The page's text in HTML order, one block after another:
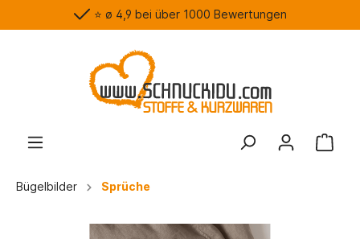
⭐️ ø 4,9 bei über 1000 Bewertungen
Bügelbilder Sprüche